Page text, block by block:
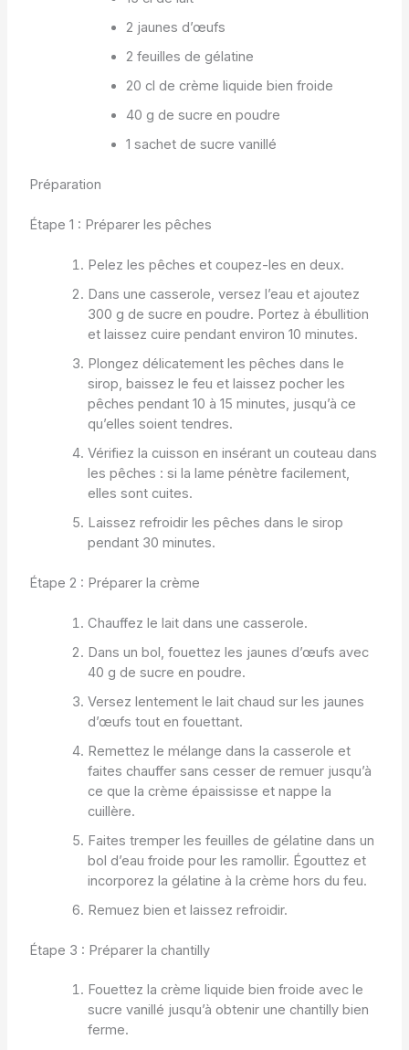
2 jaunes d’œufs
2 feuilles de gélatine
20 cl de crème liquide bien froide
40 g de sucre en poudre
1 sachet de sucre vanillé
Préparation
Étape 1 : Préparer les pêches
Pelez les pêches et coupez-les en deux.
Dans une casserole, versez l’eau et ajoutez
300 g de sucre en poudre. Portez à ébullition
et laissez cuire pendant environ 10 minutes.
Plongez délicatement les pêches dans le
sirop, baissez le feu et laissez pocher les
pêches pendant 10 à 15 minutes, jusqu’à ce
qu’elles soient tendres.
Vérifiez la cuisson en insérant un couteau dans
les pêches : si la lame pénètre facilement,
elles sont cuites.
Laissez refroidir les pêches dans le sirop
pendant 30 minutes.
Étape 2 : Préparer la crème
Chauffez le lait dans une casserole.
Dans un bol, fouettez les jaunes d’œufs avec
40 g de sucre en poudre.
Versez lentement le lait chaud sur les jaunes
d’œufs tout en fouettant.
Remettez le mélange dans la casserole et
faites chauffer sans cesser de remuer jusqu’à
ce que la crème épaississe et nappe la
cuillère.
Faites tremper les feuilles de gélatine dans un
bol d’eau froide pour les ramollir. Égouttez et
incorporez la gélatine à la crème hors du feu.
Remuez bien et laissez refroidir.
Étape 3 : Préparer la chantilly
Fouettez la crème liquide bien froide avec le
sucre vanillé jusqu’à obtenir une chantilly bien
ferme.